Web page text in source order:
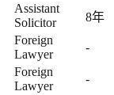
Assistant
Solicitor
8年
Foreign
Lawyer
-
Foreign
Lawyer
-